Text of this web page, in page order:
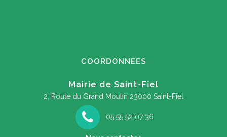
COORDONNEES
Mairie de Saint-Fiel
2, Route du Grand Moulin 23000 Saint-Fiel
05 55 52 07 36